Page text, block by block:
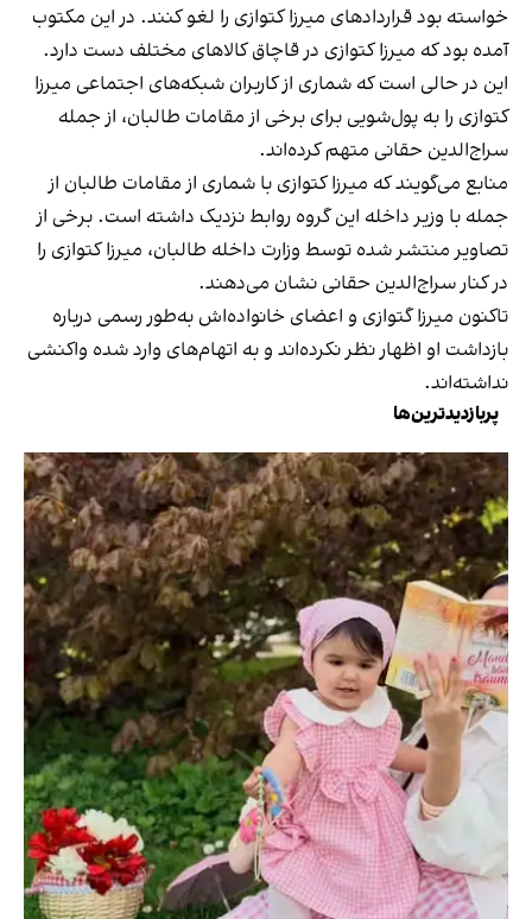
خواسته بود قراردادهای میرزا کتوازی را لغو کنند. در این مکتوب
آمده بود که میرزا کتوازی در قاچاق کالاهای مختلف دست دارد.
این در حالی است که شماری از کاربران شبکه‌های اجتماعی میرزا
کتوازی را به پول‌شویی برای برخی از مقامات طالبان، از جمله
سراج‌الدین حقانی متهم کرده‌اند.
منابع می‌گویند که میرزا کتوازی با شماری از مقامات طالبان از
جمله با وزیر داخله این گروه روابط نزدیک داشته است. برخی از
تصاویر منتشر شده توسط وزارت داخله طالبان، میرزا کتوازی را
در کنار سراج‌الدین حقانی نشان می‌دهند.
تاکنون میرزا گتوازی و اعضای خانواده‌اش به‌طور رسمی درباره
بازداشت او اظهار نظر نکرده‌‌اند و به اتهام‌های وارد شده واکنشی
نداشته‌اند.
پربازدیدترین‌ها